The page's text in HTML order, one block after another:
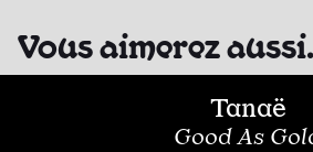
Vous aimerez
Tanaë
Good As